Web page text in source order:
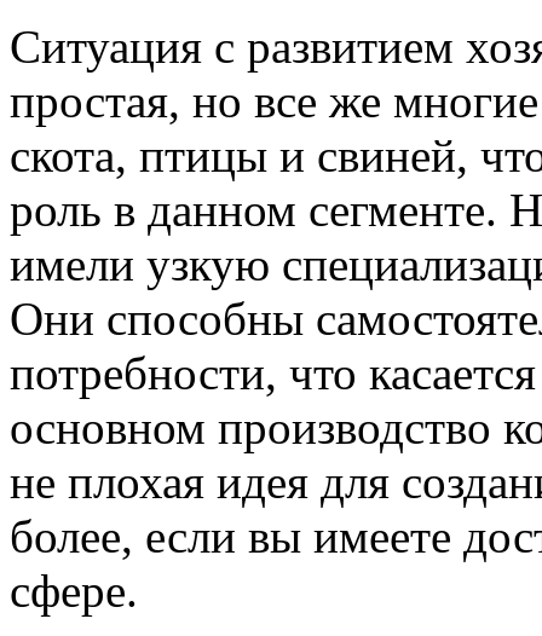
Ситуация с развитием
простая, но все же
скота, птицы и свиней,
роль в данном сегменте.
имели узкую
Они способны
потребности, что
основном производство
не плохая идея для
более, если вы имеете
сфере.